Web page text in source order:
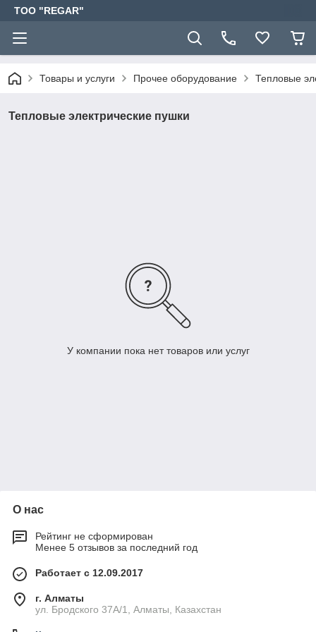
TOO "REGAR"
Товары и услуги Прочее оборудование Тепловые
Тепловые электрические пушки
У компании пока нет товаров или услуг
О нас
Рейтинг не сформирован
Менее 5 отзывов за последний год
Работает с 12.09.2017
г. Алматы
ул. Бродского 37А/1, Алматы, Казахстан